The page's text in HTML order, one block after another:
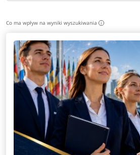
Co ma wpływ na wyniki wyszukiwania i